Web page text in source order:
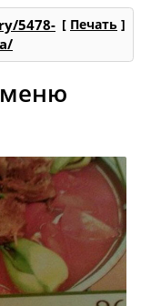
[ Печать ]
5478-